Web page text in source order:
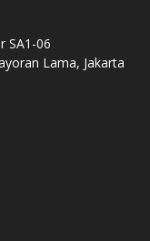
SA1-06
Lama, Jakarta